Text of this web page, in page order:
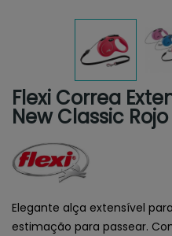
Flexi Correa
New Classic Rojo
Elegante alça extensível
estimação para passear.